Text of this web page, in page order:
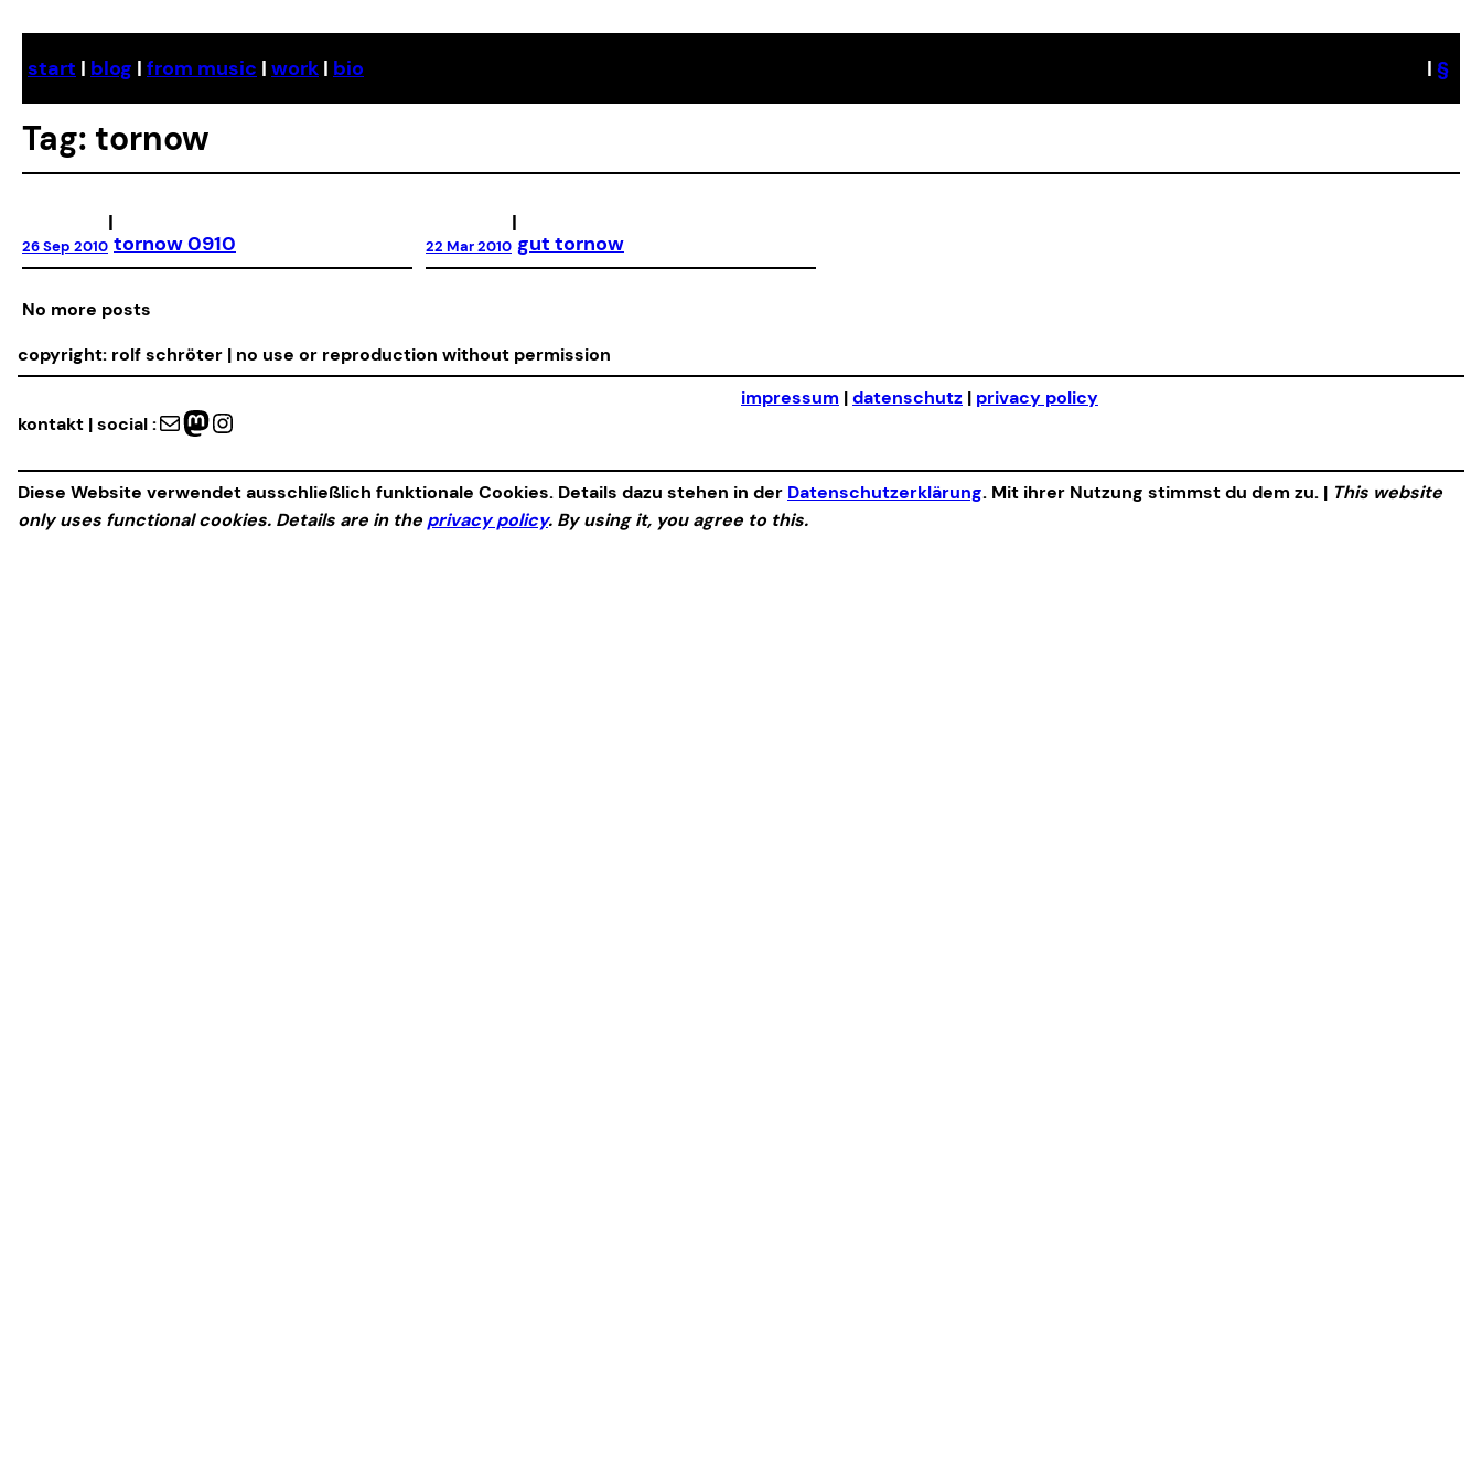
content
start | blog | from music | work | bio | §
Tag: tornow
26 Sep 2010
|
tornow 0910 22 Mar 2010
|
gut tornow
No more posts
copyright: rolf schröter | no use or reproduction without permission
kontakt | social :Mail Mastodon Instagram
impressum |datenschutz | privacy policy
Diese Website verwendet ausschließlich funktionale Cookies. Details dazu stehen in der Datenschutzerklärung. Mit ihrer Nutzung stimmst du dem zu. | This website
only uses functional cookies. Details are in the privacy policy. By using it, you agree to this.